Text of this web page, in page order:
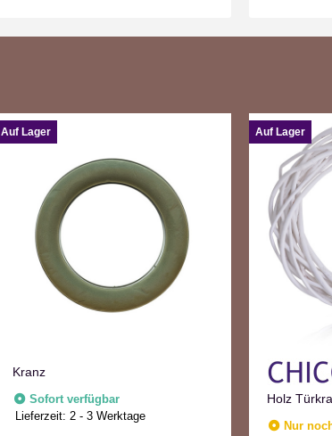
Auf Lager
Kranz
Sofort verfügbar
Lieferzeit: 2 - 3 Werktage
Auf Lager
Holz
Nur